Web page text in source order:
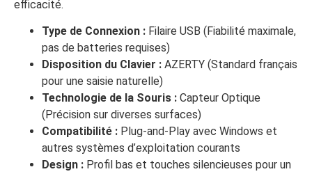
efficacité.
Type de Connexion : Filaire USB (Fiabilité maximale,
pas de batteries requises)
Disposition du Clavier : AZERTY (Standard français
pour une saisie naturelle)
Technologie de la Souris : Capteur Optique
(Précision sur diverses surfaces)
Compatibilité : Plug-and-Play avec Windows et
autres systèmes d’exploitation courants
Design : Profil bas et touches silencieuses pour un